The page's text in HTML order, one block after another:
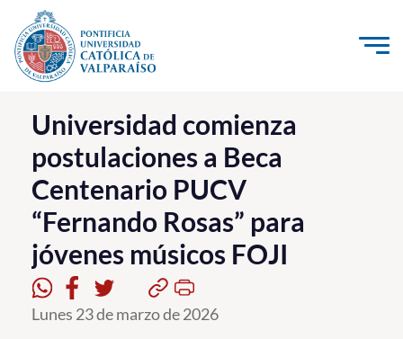
Click acá para ir directamente al contenido
La Universidad
Investigación, Creación e Innovación
PUCV Internacional
Vinculación con el Medio
Admisión
Pregrado
Universidad comienza
postulaciones a Beca
Centenario PUCV
“Fernando Rosas” para
jóvenes músicos FOJI
Lunes 23 de marzo de 2026